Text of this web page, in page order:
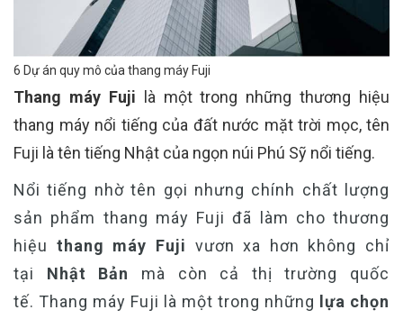
6 Dự án quy mô của thang máy Fuji
Thang máy Fuji là một trong những thương hiệu
thang máy nổi tiếng của đất nước mặt trời mọc, tên
Fuji là tên tiếng Nhật của ngọn núi Phú Sỹ nổi tiếng.
Nổi tiếng nhờ tên gọi nhưng chính chất lượng
sản phẩm thang máy Fuji đã làm cho thương
hiệu thang máy Fuji vươn xa hơn không chỉ
tại Nhật Bản
mà còn cả thị trường quốc
tế. Thang máy Fuji là một trong những
lựa chọn